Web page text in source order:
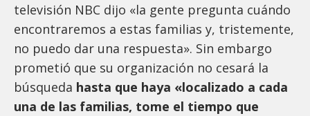
televisión NBC dijo «la gente pregunta cuándo
encontraremos a estas familias y, tristemente,
no puedo dar una respuesta». Sin embargo
prometió que su organización no cesará la
búsqueda hasta que haya «localizado a cada
una de las familias, tome el tiempo que